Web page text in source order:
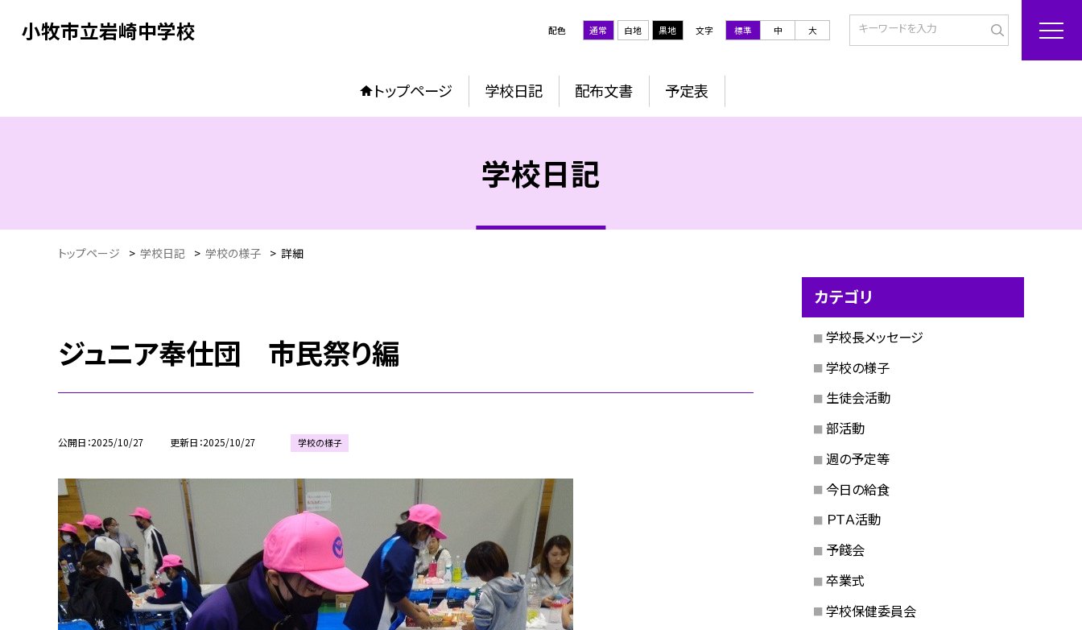
小牧市立岩崎中学校 配色 通常 白地 黒地 文字 標準 中 大
トップページ 学校日記 配布文書 予定表
学校日記
トップページ > 学校日記 > 学校の様子 > 詳細
ジュニア奉仕団 市民祭り編
公開日 2025/10/27 更新日 2025/10/27 学校の様子
カテゴリ
学校長メッセージ
学校の様子
生徒会活動
部活動
週の予定等
今日の給食
ＰＴＡ活動
予餞会
卒業式
学校保健委員会